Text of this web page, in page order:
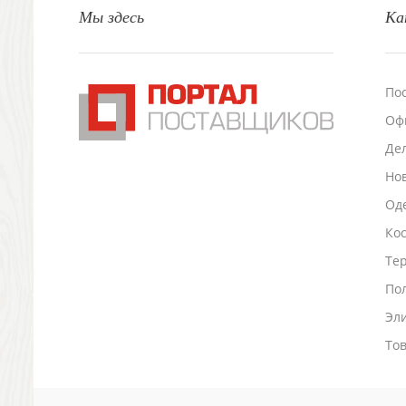
Подставки для визиток записок телефонов
Промо
Антистрессы
Мы здесь